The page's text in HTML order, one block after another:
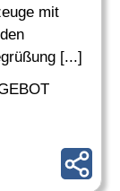
mit
[...]